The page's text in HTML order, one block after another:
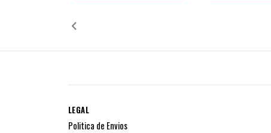
LEGAL
Politica de Envios